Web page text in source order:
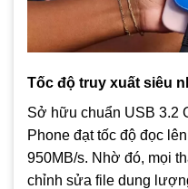
Tốc độ truy xuất siêu
Sở hữu chuẩn USB 3.2
Phone đạt tốc độ đọc
950MB/s. Nhờ đó, mọi
chỉnh sửa file dung